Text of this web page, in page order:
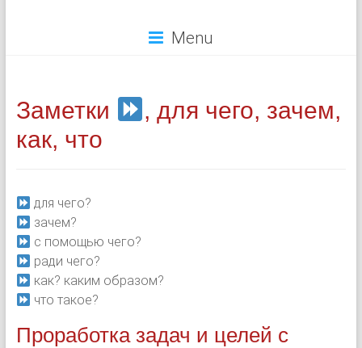
Menu
Заметки
, для чего, зачем,
как, что
для чего?
зачем?
с помощью чего?
ради чего?
как? каким образом?
что такое?
Проработка задач и целей с